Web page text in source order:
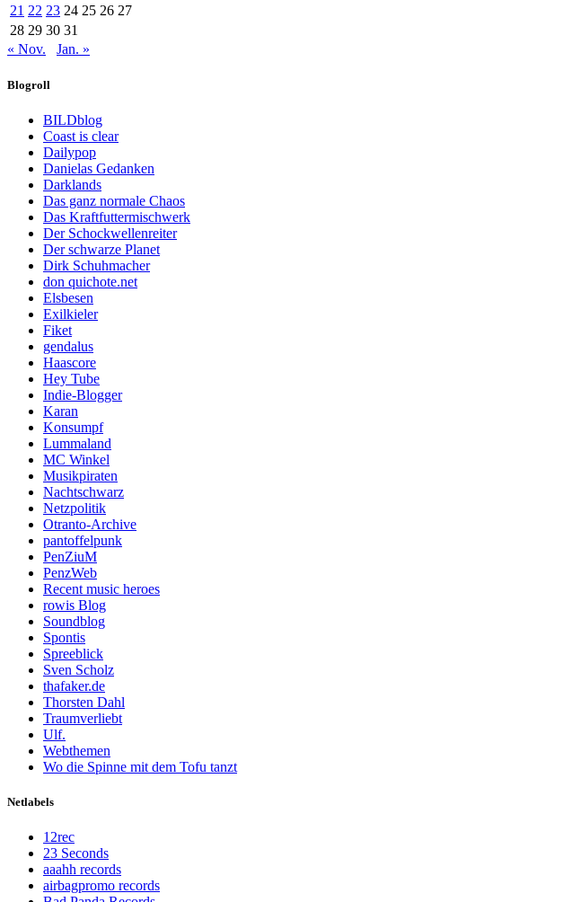
21 22 23 24 25 26 27
28 29 30 31
« Nov.
Jan. »
Blogroll
BILDblog
Coast is clear
Dailypop
Danielas Gedanken
Darklands
Das ganz normale Chaos
Das Kraftfuttermischwerk
Der Schockwellenreiter
Der schwarze Planet
Dirk Schuhmacher
don quichote.net
Elsbesen
Exilkieler
Fiket
gendalus
Haascore
Hey Tube
Indie-Blogger
Karan
Konsumpf
Lummaland
MC Winkel
Musikpiraten
Nachtschwarz
Netzpolitik
Otranto-Archive
pantoffelpunk
PenZiuM
PenzWeb
Recent music heroes
rowis Blog
Soundblog
Spontis
Spreeblick
Sven Scholz
thafaker.de
Thorsten Dahl
Traumverliebt
Ulf.
Webthemen
Wo die Spinne mit dem Tofu tanzt
Netlabels
12rec
23 Seconds
aaahh records
airbagpromo records